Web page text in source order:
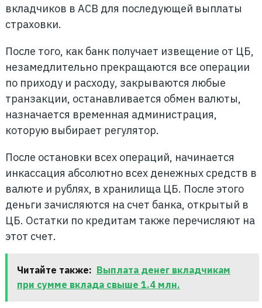
вкладчиков в АСВ для последующей выплаты
страховки.
После того, как банк получает извещение от ЦБ,
незамедлительно прекращаются все операции
по приходу и расходу, закрываются любые
транзакции, останавливается обмен валюты,
назначается временная администрация,
которую выбирает регулятор.
После остановки всех операций, начинается
инкассация абсолютно всех денежных средств в
валюте и рублях, в хранилища ЦБ. После этого
деньги зачисляются на счет банка, открытый в
ЦБ. Остатки по кредитам также перечисляют на
этот счет.
Читайте также: Выплата денег вкладчикам
при сумме вклада свыше 1.4 млн.